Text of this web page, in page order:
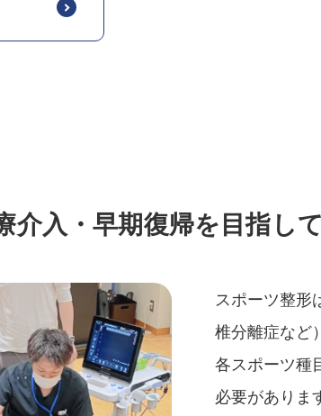
介入・早期復帰を目指して
スポーツ整形
椎分離症など
各スポーツ種
必要がありま